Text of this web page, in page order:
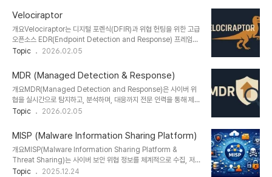
책 개선..
합 분석하고, 24x7 보안 관제 및 대응 서비스를 제공한다. 보안 인력
부족과 고도화된 사이버 공격 증가에 대응하기 위해 등장했으며, 중대
형 기업 및 공공기관에서 빠르게 도입이 확산되고 있다.1. 개념 및 정의
MXDR은 XDR 기술 플랫폼을 기반으로 위협 탐지·분석·대응을 수행
하되, 이를 외부 전문 보안 조직이 관리형 서비스 형태로 제공하는 모
책 개선..
Velociraptor
개요Velociraptor는 디지털 포렌식(DFIR)과 위협 헌팅을 위한 고급
오픈소스 EDR(Endpoint Detection and Response) 프레임워
크입니다. 엔드포인트에서 발생하는 다양한 이벤트를 수집하고, 쿼리
장성과 유연성, 그리고 경량 에이전트 기반 구조로 인해 보안 분석가와
헌터들에게 널리 사용되고 있습니다.1. 개념 및 정의 항목 내용 정의쿼
리 기반으로 실시간 엔드포인트 헌팅 및 DFIR 기능을 제공하는 오픈
소스 보안 플랫폼목적엔드포인트 위협을 탐지하고 포렌식 분석을 신
속하게 수행필요성기업 내부 침해 조사 및 지속적 모니터링을 위한 전
VQL 기반 쿼..
Topic 2026.02.05
MDR (Managed Detection & Response)
개요MDR(Managed Detection and Response)은 사이버 위
협을 실시간으로 탐지하고, 분석하며, 대응까지 전문 인력을 통해 제공
하는 보안 서비스입니다. 기존의 보안 솔루션이 예방 위주였다면,
세대 보안 운영 모델입니다.1. 개념 및 정의 항목 내용 정의위협 탐지
및 대응을 전문 인력이 원격에서 제공하는 관리형 보안 서비스목적탐
지-분석-대응 전 과정을 통합 제공하여 실질적인 보안 위협 제거필요
성내부 인력 및 기술 부족으로 인한 실시간 대응 한계를 극복하기 위함
2. 주요 특징특징설명기존 서비스 대비 차별점24/7 모니터링연중무
Topic 2026.02.05
MISP (Malware Information Sharing Platform)
개요MISP(Malware Information Sharing Platform &
Threat Sharing)는 사이버 보안 위협 정보를 체계적으로 수집, 저
장, 분석, 공유할 수 있는 오픈소스 플랫폼입니다. 조직 간 협력을 통한
Topic 2025.12.24